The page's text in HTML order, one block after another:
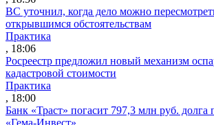
ВС уточнил, когда дело можно
открывшимся обстоятельствам
Практика
, 18:06
Росреестр предложил новый механизм
кадастровой стоимости
Практика
, 18:00
Банк «Траст» погасит 797,3 млн руб.
«Гема-Инвест»